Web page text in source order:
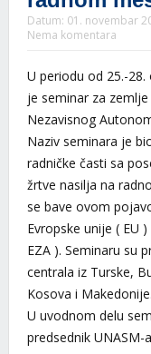
Datum: 01. novembar
Nema komentara
U periodu od 25.-
je seminar za
Nezavisnog
Naziv seminara je
radničke časti sa
žrtve nasilja na
se bave ovom
Evropske unije ( EU
EZA ). Seminaru su
centrala iz Turske,
Kosova i Makedonije.
U uvodnom delu
predsednik